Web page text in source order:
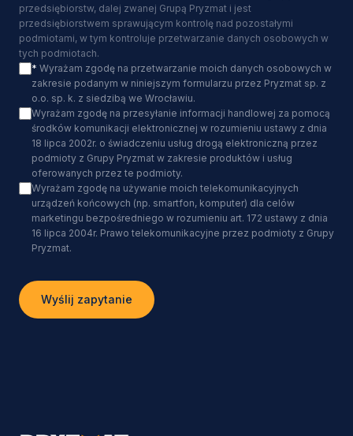
przedsiębiorstw, dalej zwanej Grupą Pryzmat i jest
przedsiębiorstwem sprawującym kontrolę nad pozostałymi
podmiotami, w tym kontroluje przetwarzanie danych osobowych w
tych podmiotach.
* Wyrażam zgodę na przetwarzanie moich danych osobowych w
zakresie podanym w niniejszym formularzu przez Pryzmat sp. z
o.o. sp. k. z siedzibą we Wrocławiu.
Wyrażam zgodę na przesyłanie informacji handlowej za pomocą
środków komunikacji elektronicznej w rozumieniu ustawy z dnia
18 lipca 2002r. o świadczeniu usług drogą elektroniczną przez
podmioty z Grupy Pryzmat w zakresie produktów i usług
oferowanych przez te podmioty.
Wyrażam zgodę na używanie moich telekomunikacyjnych
urządzeń końcowych (np. smartfon, komputer) dla celów
marketingu bezpośredniego w rozumieniu art. 172 ustawy z dnia
16 lipca 2004r. Prawo telekomunikacyjne przez podmioty z Grupy
Pryzmat.
Wyślij zapytanie